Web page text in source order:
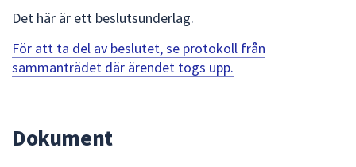
att
navigera
mellan
Det här är ett beslutsunderlag.
För att ta del av beslutet, se protokoll från
sammanträdet där ärendet togs upp.
Dokument